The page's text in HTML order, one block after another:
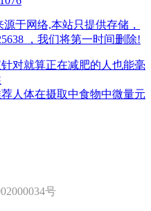
于网络,本站只提供存储，
，我们将第一时间删除!
对就算正在减肥的人也能毫
人体在摄取中食物中微量元
号